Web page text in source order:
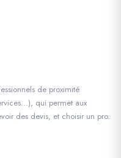
de proximité
qui permet aux
des devis, et choisir un pro.